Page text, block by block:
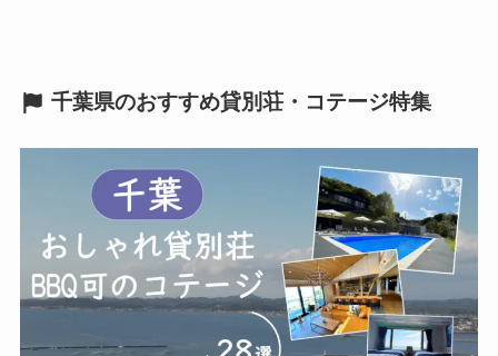
千葉県のおすすめ貸別荘・コテージ特集